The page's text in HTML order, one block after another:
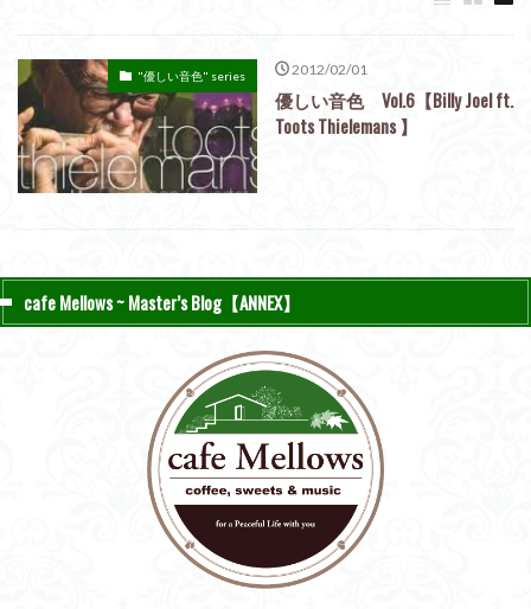
"優しい音色" series 2012/02/01
優しい音色 Vol.6【Billy Joel ft.
Toots Thielemans 】
cafe Mellows ~ Master’s Blog【ANNEX】